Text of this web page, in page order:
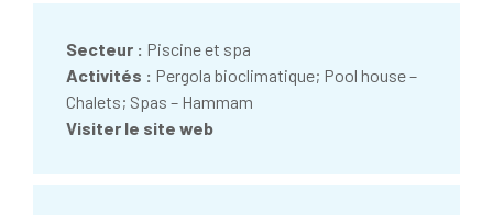
Secteur : Piscine et spa
Activités : Pergola bioclimatique; Pool house –
Chalets; Spas – Hammam
Visiter le site web